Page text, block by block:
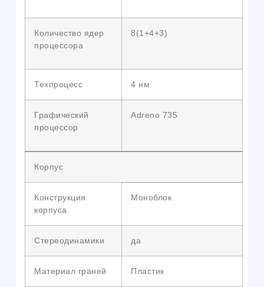
Количество ядер
процессора
8(1+4+3)
Техпроцесс 4 нм
Графический
процессор
Adreno 735
Корпус
Конструкция
корпуса
Моноблок
Стереодинамики да
Материал граней Пластик